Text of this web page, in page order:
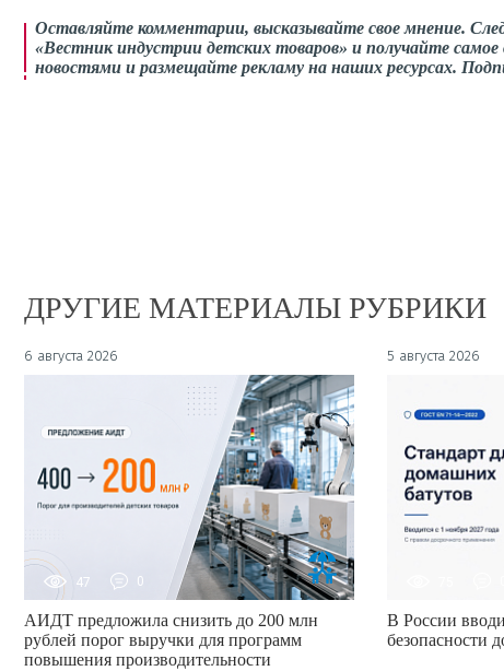
Оставляйте комментарии, высказывайте свое мнение.
«Вестник индустрии детских товаров» и получайте
новостями и размещайте рекламу на наших ресурсах.
ДРУГИЕ МАТЕРИАЛЫ РУБРИКИ
6 августа 2026
47 0
АИДТ предложила снизить до 200 млн
рублей порог выручки для программ
повышения производительности
5 августа 2026
В России
безопасности